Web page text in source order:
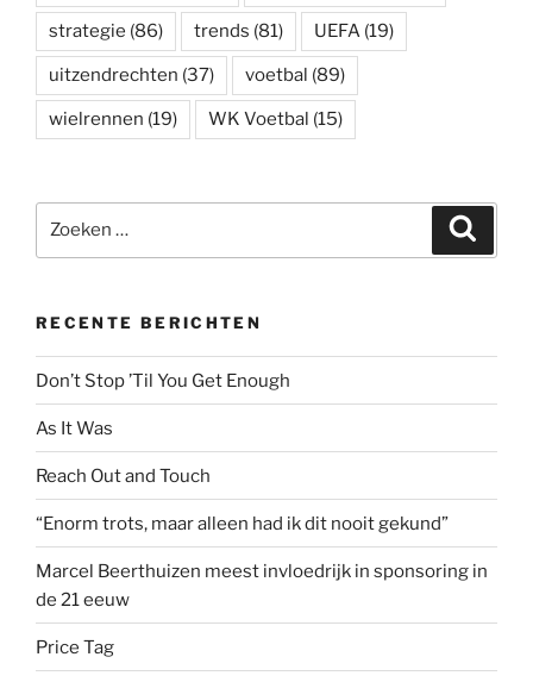
strategie (86) trends (81) UEFA (19)
uitzendrechten (37) voetbal (89)
wielrennen (19) WK Voetbal (15)
naar:
RECENTE BERICHTEN
Don’t Stop ’Til You Get Enough
As It Was
Reach Out and Touch
“Enorm trots, maar alleen had ik dit nooit gekund”
Marcel Beerthuizen meest invloedrijk in sponsoring in
de 21 eeuw
Price Tag